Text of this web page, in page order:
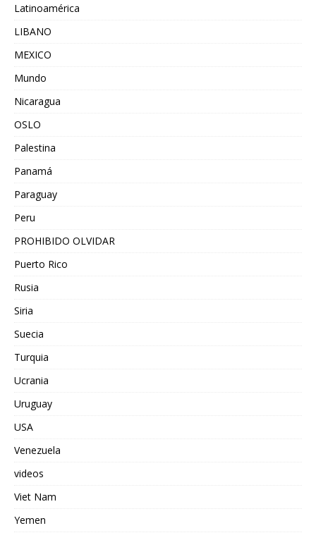
Latinoamérica
LIBANO
MEXICO
Mundo
Nicaragua
OSLO
Palestina
Panamá
Paraguay
Peru
PROHIBIDO OLVIDAR
Puerto Rico
Rusia
Siria
Suecia
Turquia
Ucrania
Uruguay
USA
Venezuela
videos
Viet Nam
Yemen